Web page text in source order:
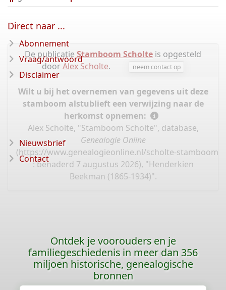
De publicatie Stamboom Scholte is opgesteld
doorAlex Scholte. neem contact op
Wilt u bij het overnemen van gegevens uit deze
stamboom alstublieft een verwijzing naar de
herkomst opnemen:
Alex Scholte, "Stamboom Scholte", database,
Genealogie Online
(https://www.genealogieonline.nl/scholte-stamboom/
: benaderd 7 augustus 2026), "Henderkien
Beekman (1865-1934)".
Direct naar ...
Abonnement
Vraag/antwoord
Disclaimer
Nieuwsbrief
Contact
Ontdek je voorouders en je
familiegeschiedenis in meer dan 356
miljoen historische, genealogische
bronnen